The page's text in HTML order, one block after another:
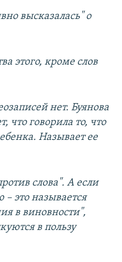
высказалась" о
этого, кроме слов
нет. Буянова
что говорила то, что
Называет ее
слова". А если
это называется
в виновности",
в пользу